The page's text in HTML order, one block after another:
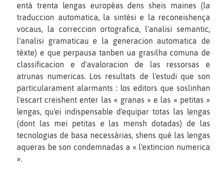
entà trenta lengas europèas dens sheis maines (la
traduccion automatica, la sintèsi e la reconeishença
vocaus, la correccion ortografica, l'analisi semantic,
l'analisi gramaticau e la generacion automatica de
tèxte) e que perpausa tanben ua grasilha comuna de
classificacion e d'avaloracion de las ressorsas e
atrunas numericas. Los resultats de l'estudi que son
particularament alarmants : los editors que soslinhan
l'escart creishent enter las « granas » e las « petitas »
lengas, qu'ei indispensable d'equipar totas las lengas
(dont las mei petitas e las mensh dotadas) de las
tecnologias de basa necessàrias, shens qué las lengas
aqueras be son condemnadas a « l'extincion numerica
».